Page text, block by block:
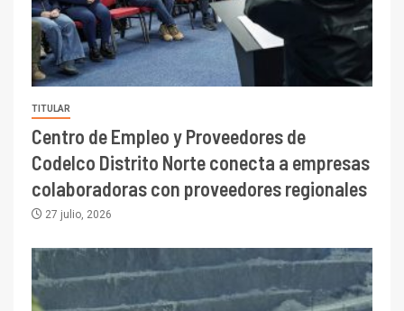
TITULAR
Centro de Empleo y Proveedores de
Codelco Distrito Norte conecta a empresas
colaboradoras con proveedores regionales
27 julio, 2026